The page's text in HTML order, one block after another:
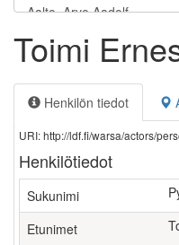
Toimi
Henkilön tiedot
URI: http://ldf.fi/warsa/actors/
Henkilötiedot
Sukunimi
Etunimet